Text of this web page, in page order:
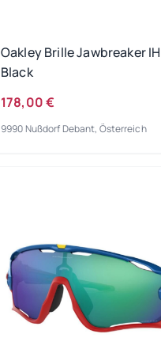
Oakley Brille Jawbreaker
Black
178,00 €
9990 Nußdorf Debant, Österreich